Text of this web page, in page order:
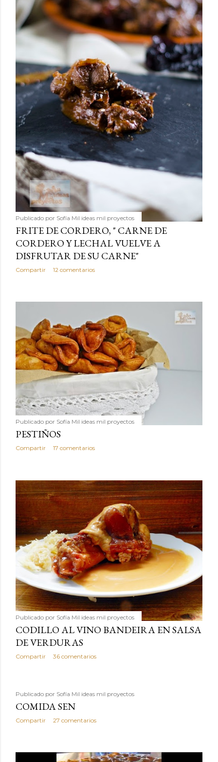
Publicado por Sofía Mil ideas mil proyectos
FRITE DE CORDERO, " CARNE DE
CORDERO Y LECHAL VUELVE A
DISFRUTAR DE SU CARNE"
Compartir 12 comentarios
Publicado por Sofía Mil ideas mil proyectos
PESTIÑOS
Compartir 17 comentarios
Publicado por Sofía Mil ideas mil proyectos
CODILLO AL VINO BANDEIRA EN SALSA
DE VERDURAS
Compartir 36 comentarios
Publicado por Sofía Mil ideas mil proyectos
COMIDA SEN
Compartir 27 comentarios